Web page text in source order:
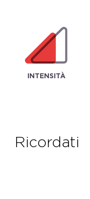
INTENSITÀ
ricordati